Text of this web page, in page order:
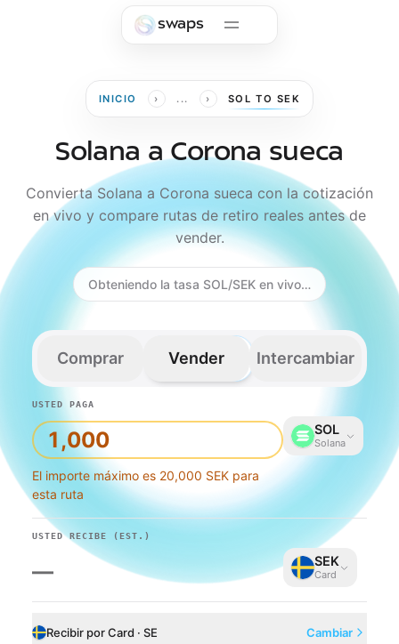
swaps
INICIO › ... › SOL TO SEK
Solana a Corona sueca
Convierta Solana a Corona sueca con la cotización
en vivo y compare rutas de retiro reales antes de
vender.
Obteniendo la tasa SOL/SEK en vivo…
Comprar Vender Intercambiar
USTED PAGA
El importe máximo es 20,000 SEK para
esta ruta
SOL
Solana
USTED RECIBE (EST.)
— SEK
Card
Recibir por Card · SE Cambiar